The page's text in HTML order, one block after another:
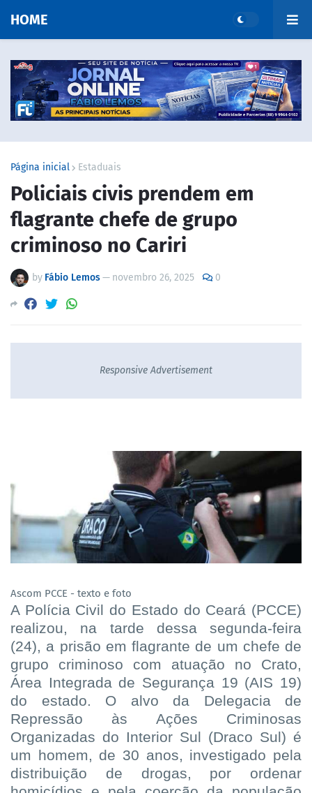
HOME
Página inicial Estaduais
Policiais civis prendem em
flagrante chefe de grupo
criminoso no Cariri
by Fábio Lemos— novembro 26, 2025 0
Responsive Advertisement
Ascom PCCE - texto e foto
A Polícia Civil do Estado do Ceará (PCCE)
realizou, na tarde dessa segunda-feira
(24), a prisão em flagrante de um chefe de
grupo criminoso com atuação no Crato,
Área Integrada de Segurança 19 (AIS 19)
do estado. O alvo da Delegacia de
Repressão às Ações Criminosas
Organizadas do Interior Sul (Draco Sul) é
um homem, de 30 anos, investigado pela
distribuição de drogas, por ordenar